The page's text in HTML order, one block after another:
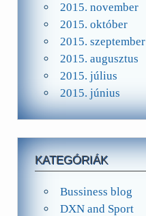
2015. november
2015. október
2015. szeptember
2015. augusztus
2015. július
2015. június
KATEGÓRIÁK
Bussiness blog
DXN and Sport